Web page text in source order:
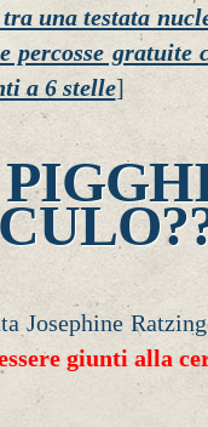
una testata
percosse
a 6 stelle]
Josephine
giunti alla